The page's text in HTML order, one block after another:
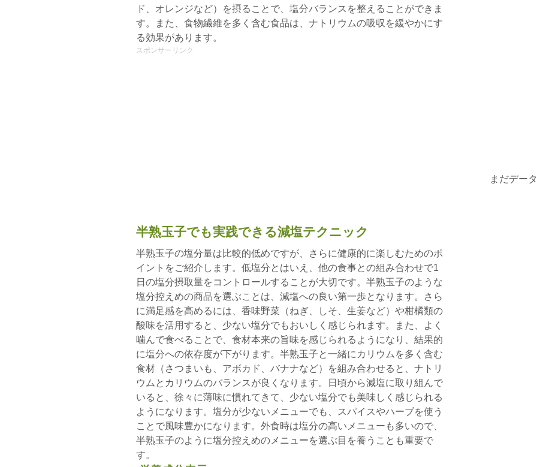
ド、オレンジなど）を摂ることで、塩分バランスを整えることができま
す。また、食物繊維を多く含む食品は、ナトリウムの吸収を緩やかにす
る効果があります。
スポンサーリンク
半熟玉子でも実践できる減塩テクニック
半熟玉子の塩分量は比較的低めですが、さらに健康的に楽しむためのポ
イントをご紹介します。低塩分とはいえ、他の食事との組み合わせで1
日の塩分摂取量をコントロールすることが大切です。半熟玉子のような
塩分控えめの商品を選ぶことは、減塩への良い第一歩となります。さら
に満足感を高めるには、香味野菜（ねぎ、しそ、生姜など）や柑橘類の
酸味を活用すると、少ない塩分でもおいしく感じられます。また、よく
噛んで食べることで、食材本来の旨味を感じられるようになり、結果的
に塩分への依存度が下がります。半熟玉子と一緒にカリウムを多く含む
食材（さつまいも、アボカド、バナナなど）を組み合わせると、ナトリ
ウムとカリウムのバランスが良くなります。日頃から減塩に取り組んで
いると、徐々に薄味に慣れてきて、少ない塩分でも美味しく感じられる
ようになります。塩分が少ないメニューでも、スパイスやハーブを使う
ことで風味豊かになります。外食時は塩分の高いメニューも多いので、
半熟玉子のように塩分控えめのメニューを選ぶ目を養うことも重要で
す。
まだデー